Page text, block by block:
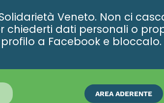
Veneto. Non ci
dati personali o
a Facebook e bloccalo.
AREA ADERENTE